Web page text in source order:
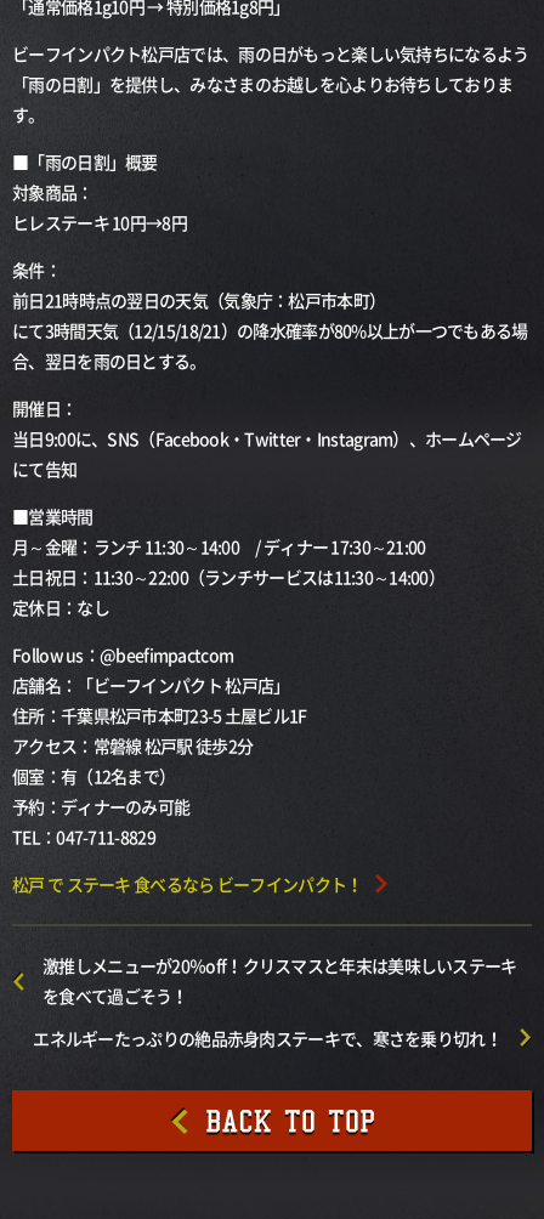
「通常価格1g10円 → 特別価格1g8円」
ビーフインパクト松戸店では、雨の日がもっと楽しい気持ちになるよう
「雨の日割」を提供し、みなさまのお越しを心よりお待ちしておりま
す。
■「雨の日割」概要
対象商品：
ヒレステーキ 10円→8円
条件：
前日21時時点の翌日の天気（気象庁：松戸市本町）
にて3時間天気（12/15/18/21）の降水確率が80%以上が一つでもある場
合、翌日を雨の日とする。
開催日：
当日9:00に、SNS（Facebook・Twitter・Instagram）、ホームページ
にて告知
■営業時間
月～金曜：ランチ 11:30～14:00 / ディナー 17:30～21:00
土日祝日：11:30～22:00（ランチサービスは11:30～14:00）
定休日：なし
Follow us：@beefimpactcom
店舗名：「ビーフインパクト 松戸店」
住所：千葉県松戸市本町23-5 土屋ビル1F
アクセス：常磐線 松戸駅 徒歩2分
個室：有（12名まで）
予約：ディナーのみ可能
TEL：047-711-8829
松戸 で ステーキ 食べるなら ビーフインパクト！
激推しメニューが20％off！クリスマスと年末は美味しいステーキ
を食べて過ごそう！
エネルギーたっぷりの絶品赤身肉ステーキで、寒さを乗り切れ！